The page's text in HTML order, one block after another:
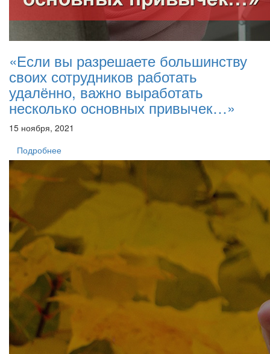
«Если вы разрешаете большинству
своих сотрудников работать
удалённо, важно выработать
несколько основных привычек…»
15 ноября, 2021
Подробнее